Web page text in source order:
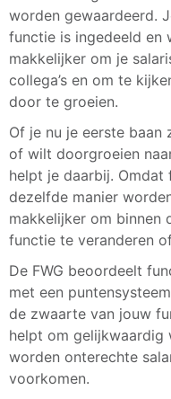
worden gewaardeerd.
functie is ingedeeld en
makkelijker om je
collega’s en om te
door te groeien.
Of je nu je eerste
of wilt doorgroeien
helpt je daarbij.
dezelfde manier
makkelijker om binnen
functie te veranderen
De FWG beoordeelt
met een
de zwaarte van jouw
helpt om gelijkwaardig
worden onterechte
voorkomen.